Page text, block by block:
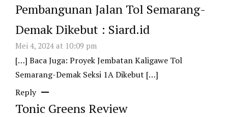
Pembangunan Jalan Tol Semarang-
Demak Dikebut : Siard.id
Mei 4, 2024 at 10:09 pm
[…] Baca Juga: Proyek Jembatan Kaligawe Tol
Semarang-Demak Seksi 1A Dikebut […]
Reply
Tonic Greens Review